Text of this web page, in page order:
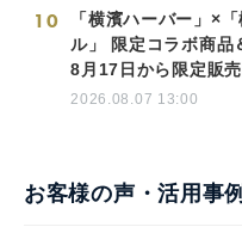
10
「横濱ハーバー」×
ル」 限定コラボ商
8月17日から限定販
2026.08.07 13:00
お客様の声・活用事例